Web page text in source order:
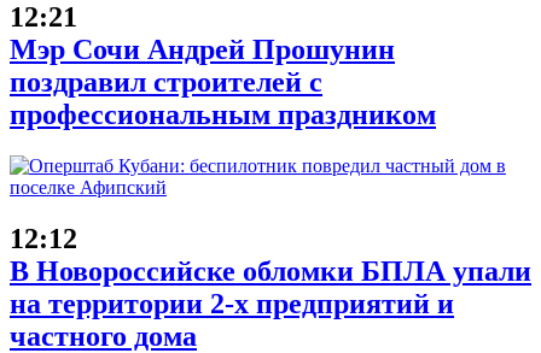
12:21
Мэр Сочи Андрей Прошунин
поздравил строителей с
профессиональным праздником
12:12
В Новороссийске обломки БПЛА упали
на территории 2-х предприятий и
частного дома